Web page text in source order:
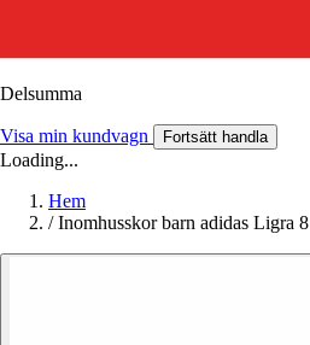
Delsumma
Visa min kundvagn Fortsätt handla
Loading...
Hem
/ Inomhusskor barn adidas Ligra 8